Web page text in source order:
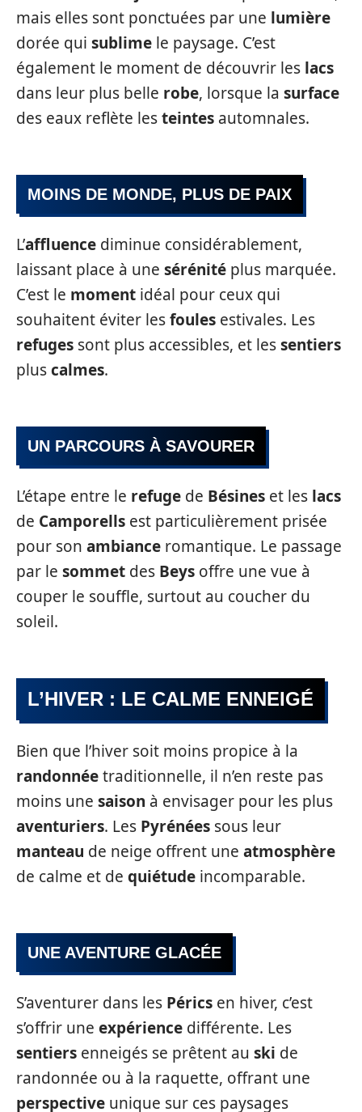
mais elles sont ponctuées par une lumière
dorée qui sublime le paysage. C’est
également le moment de découvrir les lacs
dans leur plus belle robe, lorsque la surface
des eaux reflète lesteintes automnales.
MOINS DE MONDE, PLUS DE PAIX
L’affluence diminue considérablement,
laissant place à une sérénité plus marquée.
C’est le moment idéal pour ceux qui
souhaitent éviter lesfoules estivales. Les
refuges sont plus accessibles, et lessentiers
pluscalmes.
UN PARCOURS À SAVOURER
L’étape entre le refuge de Bésines et les lacs
de Camporells est particulièrement prisée
pour son ambiance romantique. Le passage
par le sommet des Beys offre une vue à
couper le souffle, surtout au coucher du
soleil.
L’HIVER : LE CALME ENNEIGÉ
Bien que l’hiver soit moins propice à la
randonnéetraditionnelle, il n’en reste pas
moins une saison à envisager pour les plus
aventuriers. Les Pyrénées sous leur
manteau de neige offrent une atmosphère
de calme et de quiétude incomparable.
UNE AVENTURE GLACÉE
S’aventurer dans les Pérics en hiver, c’est
s’offrir une expérience différente. Les
sentiers enneigés se prêtent au ski de
randonnée ou à la raquette, offrant une
perspective unique sur ces paysages